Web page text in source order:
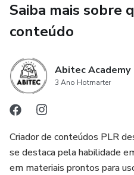
Saiba mais sobre
conteúdo
Abitec Academy
3 Ano Hotmarter
Criador de conteúdos PLR
se destaca pela habilidade
em materiais prontos para